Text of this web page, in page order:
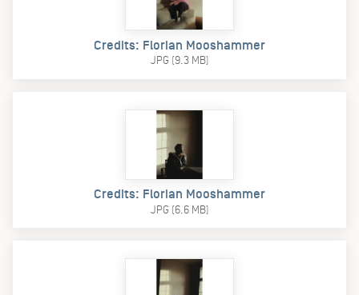
Credits: Florian Mooshammer
JPG (9.3 MB)
Credits: Florian Mooshammer
JPG (6.6 MB)